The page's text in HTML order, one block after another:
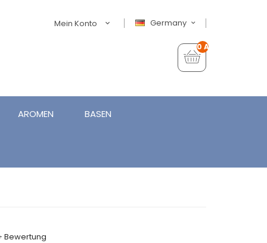
Germany
Mein Konto
0 Artikel - €0,00
AROMEN BASEN
Bewertung